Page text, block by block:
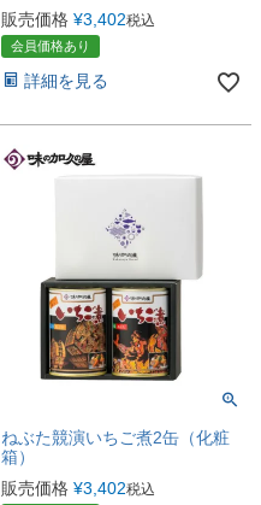
販売価格 ¥3,402税込
会員価格あり
詳細を見る
ねぶた競演いちご煮2缶（化粧
箱）
販売価格 ¥3,402税込